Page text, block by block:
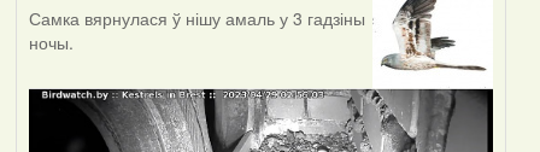
Самка вярнулася ў нішу амаль у 3 гадзіны
ночы.